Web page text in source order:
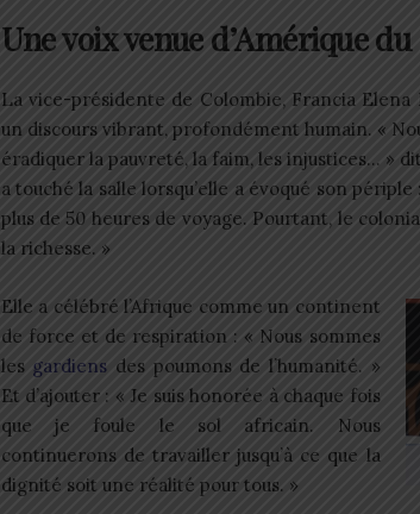
Une voix venue d’Amérique
La vice-présidente de Colombie, Francia
un discours vibrant, profondément humain. «
éradiquer la pauvreté, la faim, les injustices… »
a touché la salle lorsqu’elle a évoqué son
plus de 50 heures de voyage. Pourtant, le
la richesse. »
Elle a célébré l’Afrique comme un continent
de force et de respiration : « Nous sommes
les gardiens des poumons de l’humanité. »
Et d’ajouter : « Je suis honorée à chaque fois
que je foule le sol africain. Nous
continuerons de travailler jusqu’à ce que la
dignité soit une réalité pour tous. »